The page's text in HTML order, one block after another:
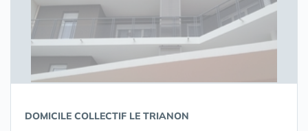
DOMICILE COLLECTIF LE TRIANON